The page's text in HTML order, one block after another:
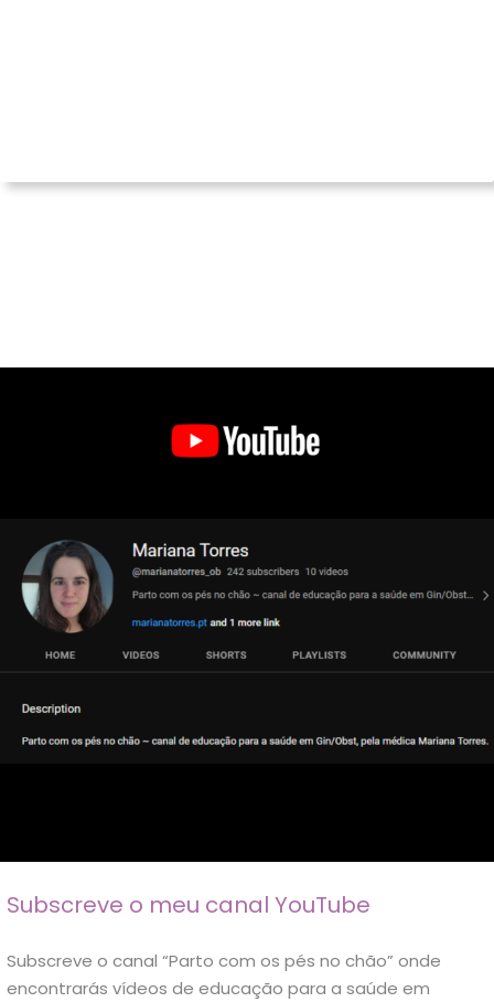
Subscreve o meu canal YouTube
Subscreve o canal “Parto com os pés no chão” onde
encontrarás vídeos de educação para a saúde em